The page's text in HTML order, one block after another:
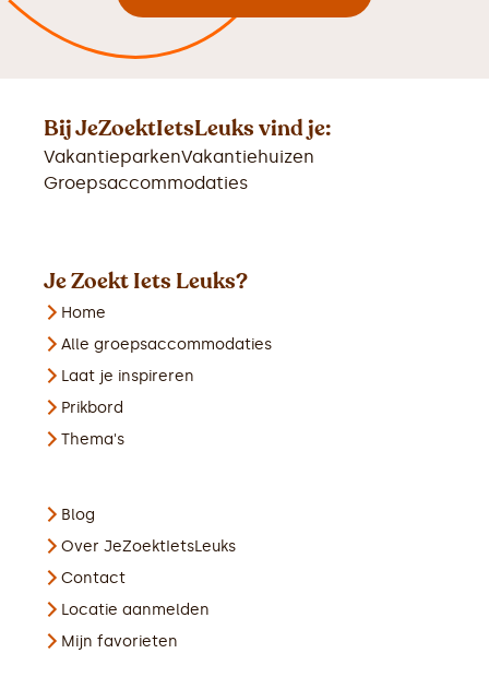
Bij JeZoektIetsLeuks vind je:
VakantieparkenVakantiehuizen
Groepsaccommodaties
Je Zoekt Iets Leuks?
Home
Alle groepsaccommodaties
Laat je inspireren
Prikbord
Thema's
Blog
Over JeZoektIetsLeuks
Contact
Locatie aanmelden
Mijn favorieten